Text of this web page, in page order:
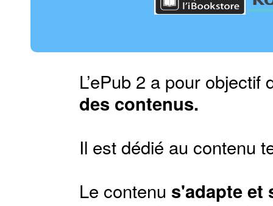
L’ePub 2 a pour
des contenus.
Il est dédié au contenu
Le contenu s'adapte et